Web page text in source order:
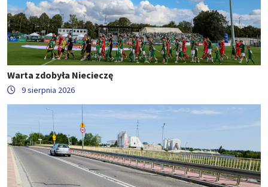
Warta zdobyła Niecieczę
9 sierpnia 2026